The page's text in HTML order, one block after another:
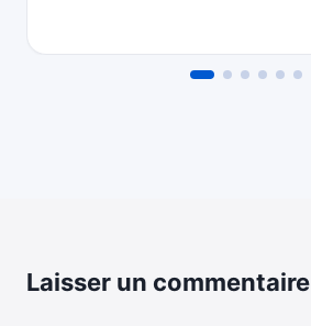
Laisser un commentaire